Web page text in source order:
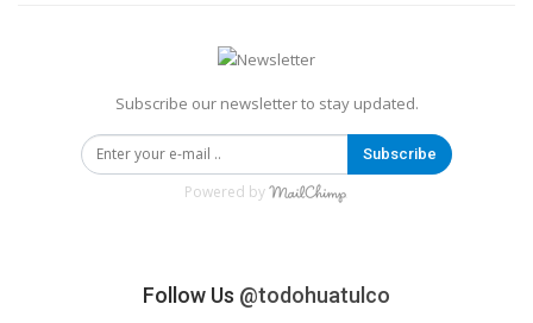
Subscribe our newsletter to stay updated.
Subscribe
Powered by
Follow Us @todohuatulco